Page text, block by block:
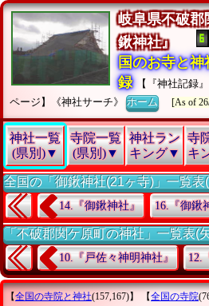
岐阜県不破郡
鍬神社』
国のお寺と神
録
【『神社記録
ページ】《神社サーチ》ホーム [As of
神社一覧
(県別)▼
寺院一覧
(県別)▼
神社ラン
キング▼
寺
キ
全国の「御鍬神社(21ヶ寺)」一覧表
14.『御鍬神社』 16.『御鍬
「不破郡関ケ原町の神社」一覧表(
10.『戸佐々神明神社』 12.
【全国の寺院と神社(157,167)】 【全国の寺院